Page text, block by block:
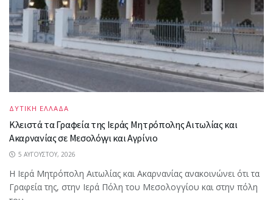
ΔΥΤΙΚΗ ΕΛΛΑΔΑ
Κλειστά τα Γραφεία της Ιεράς Μητρόπολης Αιτωλίας και
Ακαρνανίας σε Μεσολόγγι και Αγρίνιο
5 ΑΥΓΟΎΣΤΟΥ, 2026
Η Ιερά Μητρόπολη Αιτωλίας και Ακαρνανίας ανακοινώνει ότι τα
Γραφεία της, στην Ιερά Πόλη του Μεσολογγίου και στην πόλη